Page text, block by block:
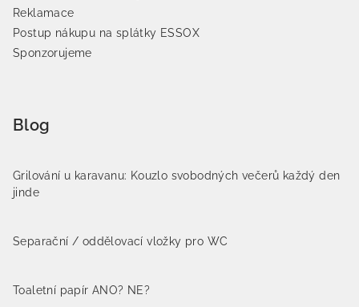
Reklamace
Postup nákupu na splátky ESSOX
Sponzorujeme
Blog
Grilování u karavanu: Kouzlo svobodných večerů každý den
jinde
Separační / oddělovací vložky pro WC
Toaletní papír ANO? NE?